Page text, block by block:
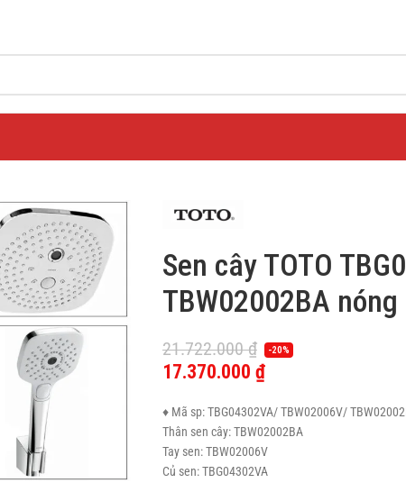
Sen cây TOTO
TBW02002BA nóng
21.722.000₫ -20%
17.370.000 ₫
♦ Mã sp: TBG04302VA/ TBW02006V/
Thân sen cây: TBW02002BA
Tay sen: TBW02006V
Củ sen: TBG04302VA